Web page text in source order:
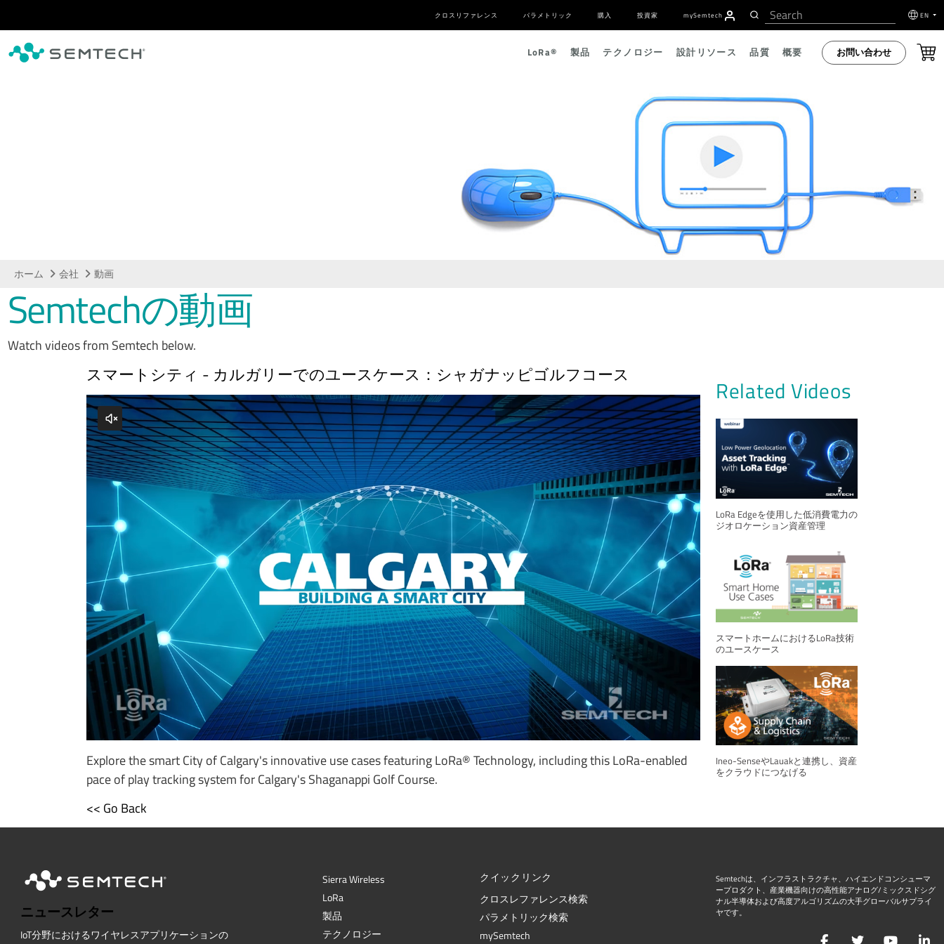
クロスリファレンス パラメトリック 購入 投資家 mySemtech EN
LoRa® 製品 テクノロジー 設計リソース 品質 概要 お問い合わせ
ホーム 会社 動画
Semtechの動画
Watch videos from Semtech below.
スマートシティ - カルガリーでのユースケース：シャガナッピゴルフコース
Explore the smart City of Calgary's innovative use cases featuring LoRa® Technology, including this LoRa-enabled
pace of play tracking system for Calgary's Shaganappi Golf Course.
<< Go Back
Related Videos
LoRa Edgeを使用した低消費電力の
ジオロケーション資産管理
スマートホームにおけるLoRa技術
のユースケース
Ineo-SenseやLauakと連携し、資産
をクラウドにつなげる
ニュースレター
IoT分野におけるワイヤレスアプリケーションの
Sierra Wireless
LoRa
製品
テクノロジー
クイックリンク
クロスレファレンス検索
パラメトリック検索
mySemtech
Semtechは、インフラストラクチャ、ハイエンドコンシューマ
ープロダクト、産業機器向けの高性能アナログ/ミックスドシグ
ナル半導体および高度アルゴリズムの大手グローバルサプライ
ヤです。
FacebookTwitter